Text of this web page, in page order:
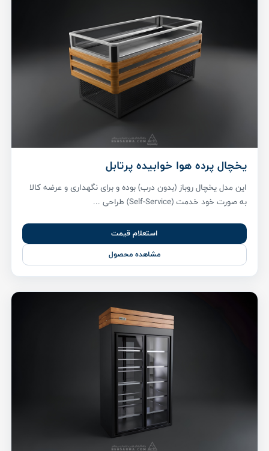
یخچال پرده هوا خوابیده پرتابل
این مدل یخچال روباز (بدون درب) بوده و برای نگهداری و عرضه کالا
به صورت خود خدمت (Self-Service) طراحی ...
استعلام قیمت
مشاهده محصول